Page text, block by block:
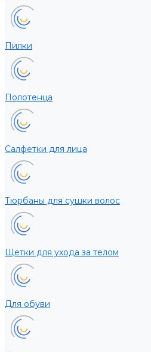
Пилки
Полотенца
Салфетки для лица
Тюрбаны для сушки волос
Щетки для ухода за телом
Для обуви